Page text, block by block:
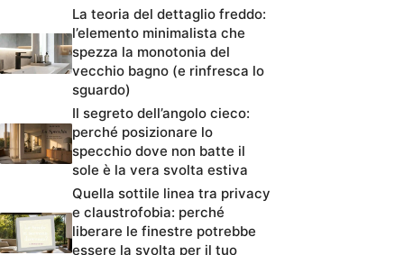
La teoria del dettaglio freddo:
l’elemento minimalista che
spezza la monotonia del
vecchio bagno (e rinfresca lo
sguardo)
Il segreto dell’angolo cieco:
perché posizionare lo
specchio dove non batte il
sole è la vera svolta estiva
Quella sottile linea tra privacy
e claustrofobia: perché
liberare le finestre potrebbe
essere la svolta per il tuo